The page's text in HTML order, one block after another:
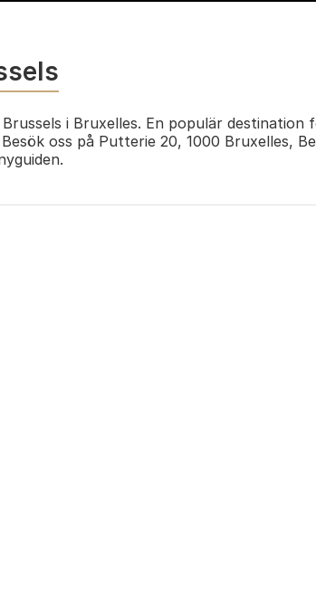
i Bruxelles. En populär destination
oss på Putterie 20, 1000 Bruxelles,